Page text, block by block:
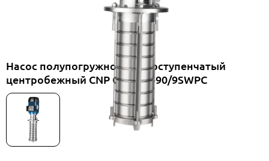
Насос полупогружной многоступенчатый
центробежный CNP CDLK42-90/9SWPC